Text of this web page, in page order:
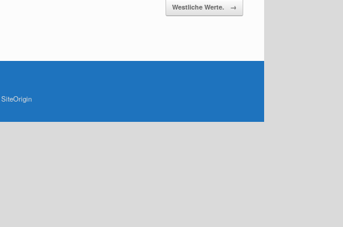
Westliche Werte. →
SiteOrigin